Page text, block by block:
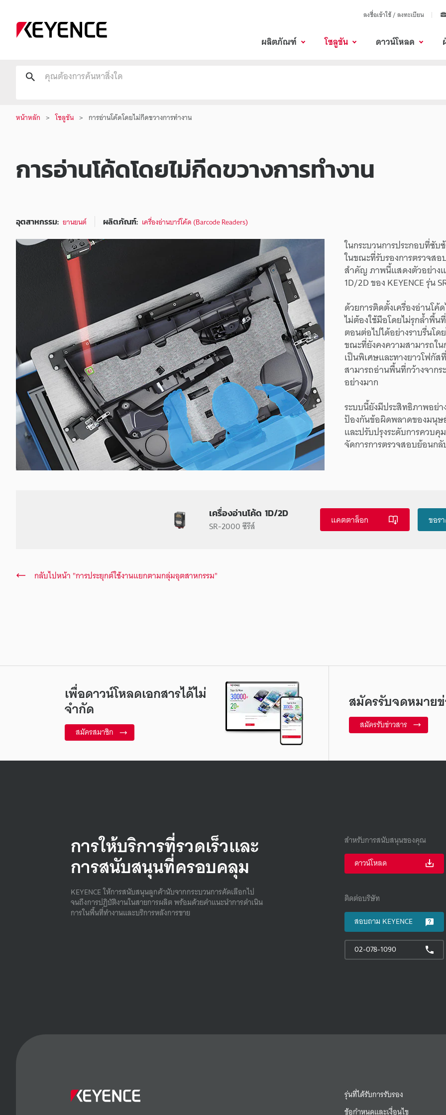
ลงชื่อเข้าใช้ / ลงทะเบียน
ผลิตภัณฑ์ โซลูชัน ดาวน์โหลด
หน้าหลัก โซลูชัน การอ่านโค้ดโดยไม่กีดขวางการทำงาน
การอ่านโค้ดโดยไม่กีดขวางการทำงาน
อุตสาหกรรม: ยานยนต์ ผลิตภัณฑ์: เครื่องอ่านบาร์โค้ด (Barcode Readers)
ในกระบวนการประกอบที่ซั
ในขณะที่รับรองการตรวจส
สำคัญ ภาพนี้แสดงตัวอย่าง
1D/2D ของ KEYENCE รุ่น
ด้วยการติดตั้งเครื่องอ่านโ
ไม่ต้องใช้มือโดยไม่รุกล้ำพื้น
ตอนต่อไปได้อย่างราบรื่นโ
ขณะที่ยังคงความสามารถใ
เป็นพิเศษและทางยาวโฟกั
สามารถอ่านพื้นที่กว้างจากร
อย่างมาก
ระบบนี้ยังมีประสิทธิภาพอย่
ป้องกันข้อผิดพลาดของมนุษ
และปรับปรุงระดับการควบ
จัดการการตรวจสอบย้อนก
เครื่องอ่านโค้ด 1D/2D
SR-2000 ซีรีส์ แคตตาล็อก ขอร
กลับไปหน้า "การประยุกต์ใช้งานแยกตามกลุ่มอุตสาหกรรม"
เพื่อดาวน์โหลดเอกสารได้ไม่
จำกัด
สมัครสมาชิก
สมัครรับจดหมาย
สมัครรับข่าวสาร
การให้บริการที่รวดเร็วและ
การสนับสนุนที่ครอบคลุม
KEYENCE ให้การสนับสนุนลูกค้านับจากกระบวนการคัดเลือกไป
จนถึงการปฏิบัติงานในสายการผลิต พร้อมด้วยคําแนะนําการดําเนิน
การในพื้นที่ทํางานและบริการหลังการขาย
สำหรับการสนับสนุนของคุณ
ดาวน์โหลด
ติดต่อบริษัท
สอบถาม KEYENCE
02-078-1090
รุ่นที่ได้รับการรับรอง
ข้อกำหนดและเงื่อนไข